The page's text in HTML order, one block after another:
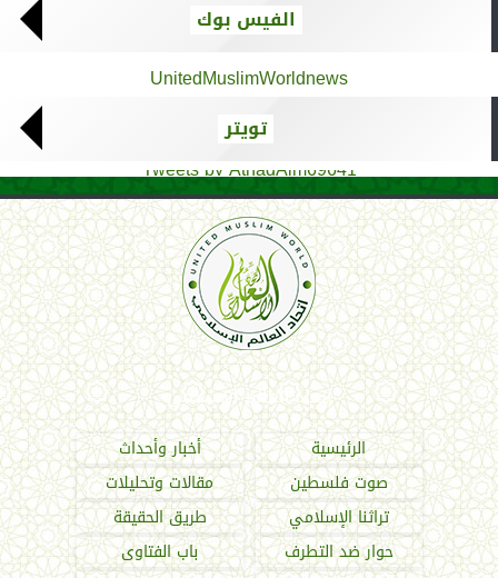
الفيس بوك
UnitedMuslimWorldnews
تويتر
Tweets by AthadAlm69641
اتحاد العالم الإسلامي
الرئيسية
أخبار وأحداث
صوت فلسطين
مقالات وتحليلات
تراثنا الإسلامي
طريق الحقيقة
حوار ضد التطرف
باب الفتاوى